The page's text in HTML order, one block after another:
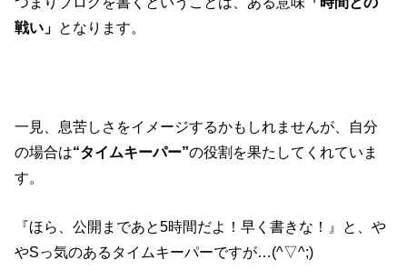
戦い」 となります。
一見、息苦しさをイメージするかもしれませんが、自分
の場合は“タイムキーパー”の役割を果たしてくれていま
す。
『ほら、公開まであと5時間だよ！早く書きな！』と、や
やSっ気のあるタイムキーパーですが…(^▽^;)